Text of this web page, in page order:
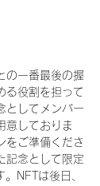
の一番最後の握
る役割を担って
としてメンバー
意しておりま
をご準備くださ
記念として限定
NFTは後日、